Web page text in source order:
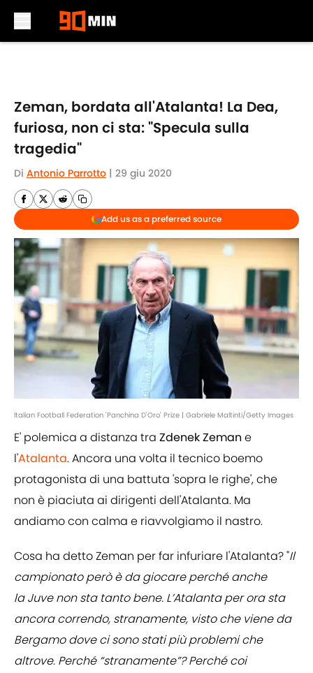
Zeman, bordata all'Atalanta! La Dea,
furiosa, non ci sta: "Specula sulla
tragedia"
Di Antonio Parrotto | 29 giu 2020
Add us as a preferred source
Italian Football Federation 'Panchina D'Oro' Prize | Gabriele Maltinti/Getty Images
E' polemica a distanza tra ZdenekZeman e
l'Atalanta. Ancora una volta il tecnico boemo
protagonista di una battuta 'sopra le righe', che
non è piaciuta ai dirigenti dell'Atalanta. Ma
andiamo con calma e riavvolgiamo il nastro.
Cosa ha detto Zeman per far infuriare l'Atalanta? "Il
campionato però è da giocare perché anche
la Juve non sta tanto bene. L’Atalanta per ora sta
ancora correndo, stranamente, visto che viene da
Bergamo dove ci sono stati più problemi che
altrove. Perché “stranamente”? Perché coi